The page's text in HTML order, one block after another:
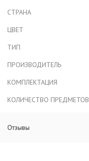
СТРАНА
ЦВЕТ
ТИП
ПРОИЗВОДИТЕЛЬ
КОМПЛЕКТАЦИЯ
КОЛИЧЕСТВО ПРЕДМЕТОВ
Отзывы